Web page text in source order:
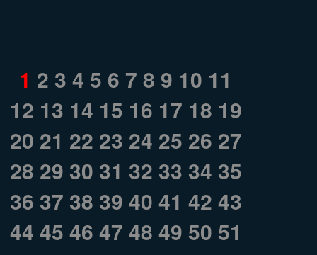
1 2 3 4 5 6 7 8 9 10 11
12 13 14 15 16 17 18 19
20 21 22 23 24 25 26 27
28 29 30 31 32 33 34 35
36 37 38 39 40 41 42 43
44 45 46 47 48 49 50 51